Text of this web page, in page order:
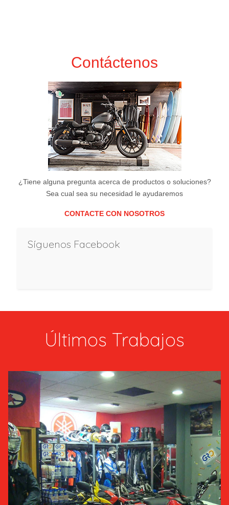
Contáctenos
¿Tiene alguna pregunta acerca de productos o soluciones?
Sea cual sea su necesidad le ayudaremos
CONTACTE CON NOSOTROS
Síguenos Facebook
Últimos Trabajos